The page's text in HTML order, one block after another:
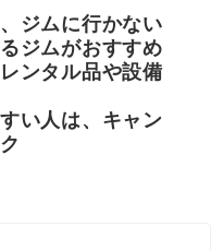
ジムに行かない
ジムがおすすめ
ンタル品や設備
い人は、キャン